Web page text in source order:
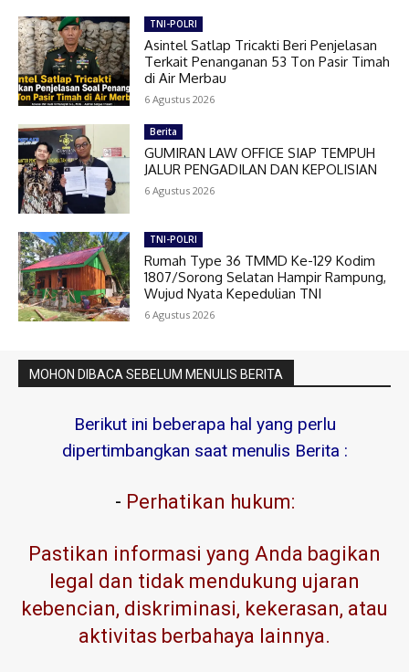
TNI-POLRI
Asintel Satlap Tricakti Beri Penjelasan
Terkait Penanganan 53 Ton Pasir Timah
di Air Merbau
6 Agustus 2026
Berita
GUMIRAN LAW OFFICE SIAP TEMPUH
JALUR PENGADILAN DAN KEPOLISIAN
6 Agustus 2026
TNI-POLRI
Rumah Type 36 TMMD Ke-129 Kodim
1807/Sorong Selatan Hampir Rampung,
Wujud Nyata Kepedulian TNI
6 Agustus 2026
MOHON DIBACA SEBELUM MENULIS BERITA
Berikut ini beberapa hal yang perlu
dipertimbangkan saat menulis Berita :
- Perhatikan hukum:
Pastikan informasi yang Anda bagikan
legal dan tidak mendukung ujaran
kebencian, diskriminasi, kekerasan, atau
aktivitas berbahaya lainnya.